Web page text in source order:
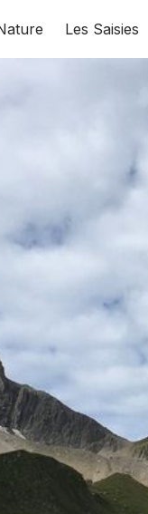
Les Saisies